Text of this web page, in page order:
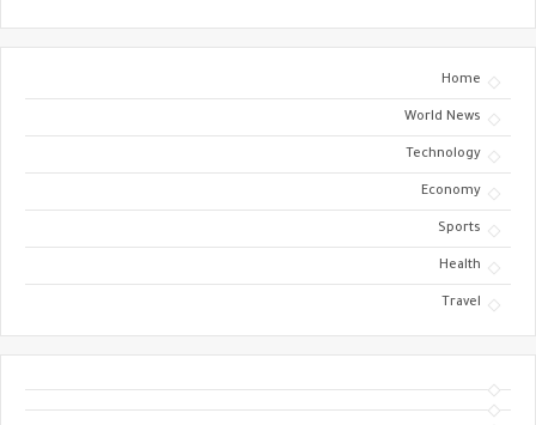
Home
World News
Technology
Economy
Sports
Health
Travel